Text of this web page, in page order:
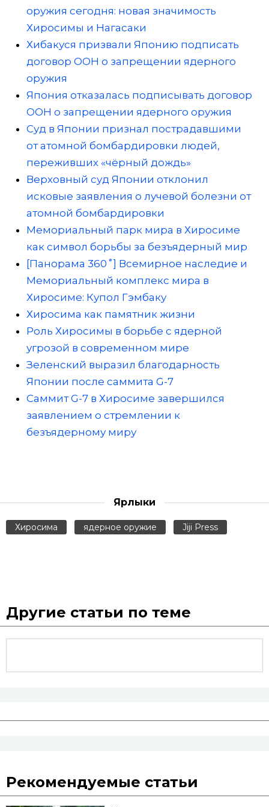
оружия сегодня: новая значимость
Хиросимы и Нагасаки
Хибакуся призвали Японию подписать
договор ООН о запрещении ядерного
оружия
Япония отказалась подписывать договор
ООН о запрещении ядерного оружия
Суд в Японии признал пострадавшими
от атомной бомбардировки людей,
переживших «чёрный дождь»
Верховный суд Японии отклонил
исковые заявления о лучевой болезни от
атомной бомбардировки
Мемориальный парк мира в Хиросиме
как символ борьбы за безъядерный мир
[Панорама 360˚] Всемирное наследие и
Мемориальный комплекс мира в
Хиросиме: Купол Гэмбаку
Хиросима как памятник жизни
Роль Хиросимы в борьбе с ядерной
угрозой в современном мире
Зеленский выразил благодарность
Японии после саммита G-7
Саммит G-7 в Хиросиме завершился
заявлением о стремлении к
безъядерному миру
Ярлыки
Хиросима ядерное оружие Jiji Press
Другие статьи по теме
Рекомендуемые статьи